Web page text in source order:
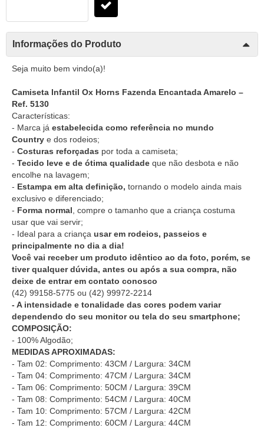
Informações do Produto
Seja muito bem vindo(a)!
Camiseta Infantil Ox Horns Fazenda Encantada Amarelo –
Ref. 5130
Características:
- Marca já estabelecida como referência no mundo
Country e dos rodeios;
- Costuras reforçadas por toda a camiseta;
- Tecido leve e de ótima qualidade que não desbota e não
encolhe na lavagem;
- Estampa em alta definição, tornando o modelo ainda mais
exclusivo e diferenciado;
- Forma normal , compre o tamanho que a criança costuma
usar que vai servir;
- Ideal para a criança usar em rodeios, passeios e
principalmente no dia a dia!
Você vai receber um produto idêntico ao da foto, porém, se
tiver qualquer dúvida, antes ou após a sua compra, não
deixe de entrar em contato conosco
(42) 99158-5775 ou (42) 99972-2214
- A intensidade e tonalidade das cores podem variar
dependendo do seu monitor ou tela do seu smartphone;
COMPOSIÇÃO:
- 100% Algodão;
MEDIDAS APROXIMADAS:
- Tam 02: Comprimento: 43CM / Largura: 34CM
- Tam 04: Comprimento: 47CM / Largura: 34CM
- Tam 06: Comprimento: 50CM / Largura: 39CM
- Tam 08: Comprimento: 54CM / Largura: 40CM
- Tam 10: Comprimento: 57CM / Largura: 42CM
- Tam 12: Comprimento: 60CM / Largura: 44CM